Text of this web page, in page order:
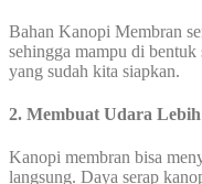
Bahan Kanopi Membran
sehingga mampu di bentuk
yang sudah kita siapkan.
2. Membuat Udara
Kanopi membran bisa
langsung. Daya serap